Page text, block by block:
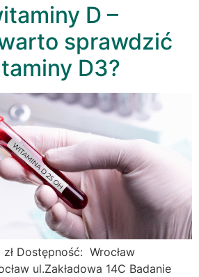
D –
sprawdzić
D3?
Dostępność: Wrocław
ul.Zakładowa 14C Badanie